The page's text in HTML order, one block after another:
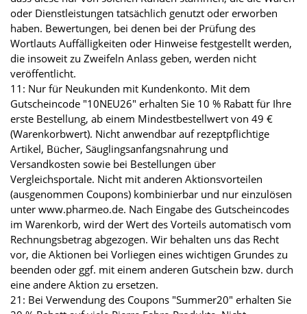
oder Dienstleistungen tatsächlich genutzt oder erworben
haben. Bewertungen, bei denen bei der Prüfung des
Wortlauts Auffälligkeiten oder Hinweise festgestellt werden,
die insoweit zu Zweifeln Anlass geben, werden nicht
veröffentlicht.
11: Nur für Neukunden mit Kundenkonto. Mit dem
Gutscheincode "10NEU26" erhalten Sie 10 % Rabatt für Ihre
erste Bestellung, ab einem Mindestbestellwert von 49 €
(Warenkorbwert). Nicht anwendbar auf rezeptpflichtige
Artikel, Bücher, Säuglingsanfangsnahrung und
Versandkosten sowie bei Bestellungen über
Vergleichsportale. Nicht mit anderen Aktionsvorteilen
(ausgenommen Coupons) kombinierbar und nur einzulösen
unter www.pharmeo.de. Nach Eingabe des Gutscheincodes
im Warenkorb, wird der Wert des Vorteils automatisch vom
Rechnungsbetrag abgezogen. Wir behalten uns das Recht
vor, die Aktionen bei Vorliegen eines wichtigen Grundes zu
beenden oder ggf. mit einem anderen Gutschein bzw. durch
eine andere Aktion zu ersetzen.
21: Bei Verwendung des Coupons "Summer20" erhalten Sie